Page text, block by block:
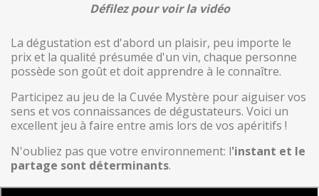
Défilez pour voir la vidéo
La dégustation est d'abord un plaisir, peu importe le
prix et la qualité présumée d'un vin, chaque personne
possède son goût et doit apprendre à le connaître.
Participez au jeu de la Cuvée Mystère pour aiguiser vos
sens et vos connaissances de dégustateurs. Voici un
excellent jeu à faire entre amis lors de vos apéritifs !
N'oubliez pas que votre environnement: l'instant et le
partage sont déterminants.